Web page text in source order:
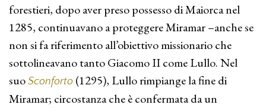
forestieri, dopo aver preso possesso di Maiorca nel
1285, continuavano a proteggere Miramar –anche se
non si fa riferimento all’obiettivo missionario che
sottolineavano tanto Giacomo II come Lullo. Nel
suo Sconforto (1295), Lullo rimpiange la fine di
Miramar; circostanza che è confermata da un